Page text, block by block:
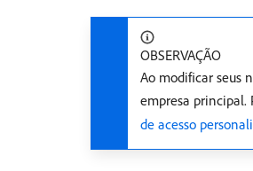
OBSERVAÇÃO
Ao modificar seus
empresa principal.
de acesso